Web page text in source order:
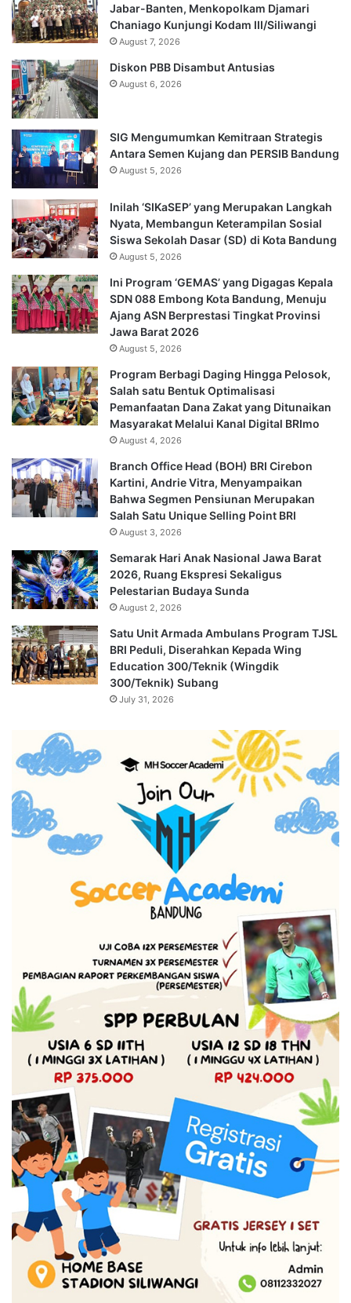
Jabar-Banten, Menkopolkam Djamari
Chaniago Kunjungi Kodam III/Siliwangi
August 7, 2026
Diskon PBB Disambut Antusias
August 6, 2026
SIG Mengumumkan Kemitraan Strategis
Antara Semen Kujang dan PERSIB Bandung
August 5, 2026
Inilah ‘SIKaSEP’ yang Merupakan Langkah
Nyata, Membangun Keterampilan Sosial
Siswa Sekolah Dasar (SD) di Kota Bandung
August 5, 2026
Ini Program ‘GEMAS’ yang Digagas Kepala
SDN 088 Embong Kota Bandung, Menuju
Ajang ASN Berprestasi Tingkat Provinsi
Jawa Barat 2026
August 5, 2026
Program Berbagi Daging Hingga Pelosok,
Salah satu Bentuk Optimalisasi
Pemanfaatan Dana Zakat yang Ditunaikan
Masyarakat Melalui Kanal Digital BRImo
August 4, 2026
Branch Office Head (BOH) BRI Cirebon
Kartini, Andrie Vitra, Menyampaikan
Bahwa Segmen Pensiunan Merupakan
Salah Satu Unique Selling Point BRI
August 3, 2026
Semarak Hari Anak Nasional Jawa Barat
2026, Ruang Ekspresi Sekaligus
Pelestarian Budaya Sunda
August 2, 2026
Satu Unit Armada Ambulans Program TJSL
BRI Peduli, Diserahkan Kepada Wing
Education 300/Teknik (Wingdik
300/Teknik) Subang
July 31, 2026